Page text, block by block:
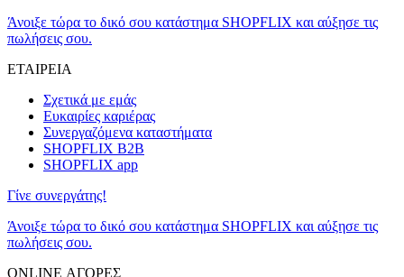
Άνοιξε τώρα το δικό σου κατάστημα SHOPFLIX και αύξησε τις
πωλήσεις σου.
ΕΤΑΙΡΕΙΑ
Σχετικά με εμάς
Ευκαιρίες καριέρας
Συνεργαζόμενα καταστήματα
SHOPFLIX B2B
SHOPFLIX app
Γίνε συνεργάτης!
Άνοιξε τώρα το δικό σου κατάστημα SHOPFLIX και αύξησε τις
πωλήσεις σου.
ONLINE ΑΓΟΡΕΣ